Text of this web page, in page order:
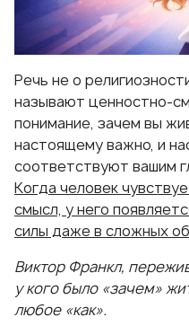
Речь не о
называют ценностно-
понимание, зачем вы
настоящему важно, и
соответствуют вашим
Когда человек
смысл, у него
силы даже в сложных
Виктор Франкл,
у кого было «зачем»
любое «как».